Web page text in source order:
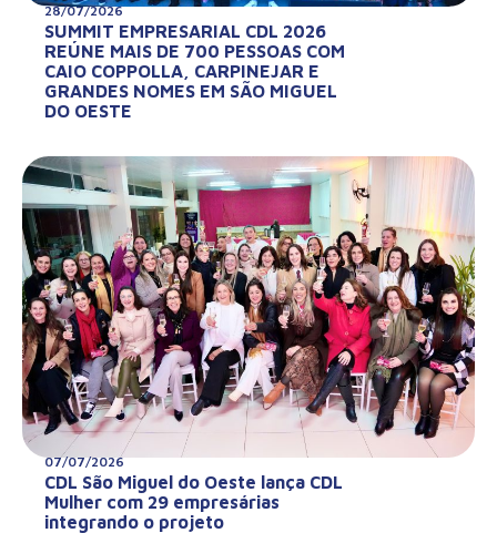
28/07/2026
SUMMIT EMPRESARIAL CDL 2026
REÚNE MAIS DE 700 PESSOAS COM
CAIO COPPOLLA, CARPINEJAR E
GRANDES NOMES EM SÃO MIGUEL
DO OESTE
07/07/2026
CDL São Miguel do Oeste lança CDL
Mulher com 29 empresárias
integrando o projeto